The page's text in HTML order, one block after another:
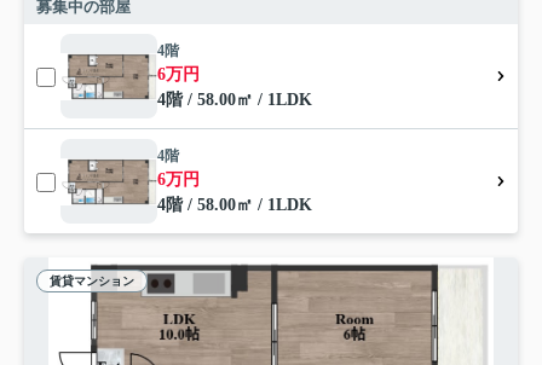
募集中の部屋
4階
6万円
4階 / 58.00㎡ / 1LDK
4階
6万円
4階 / 58.00㎡ / 1LDK
賃貸マンション